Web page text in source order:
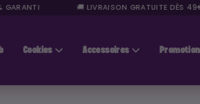
🚚 LIVRAISON GRATUITE DÈS 49€
Cookies Accessoires